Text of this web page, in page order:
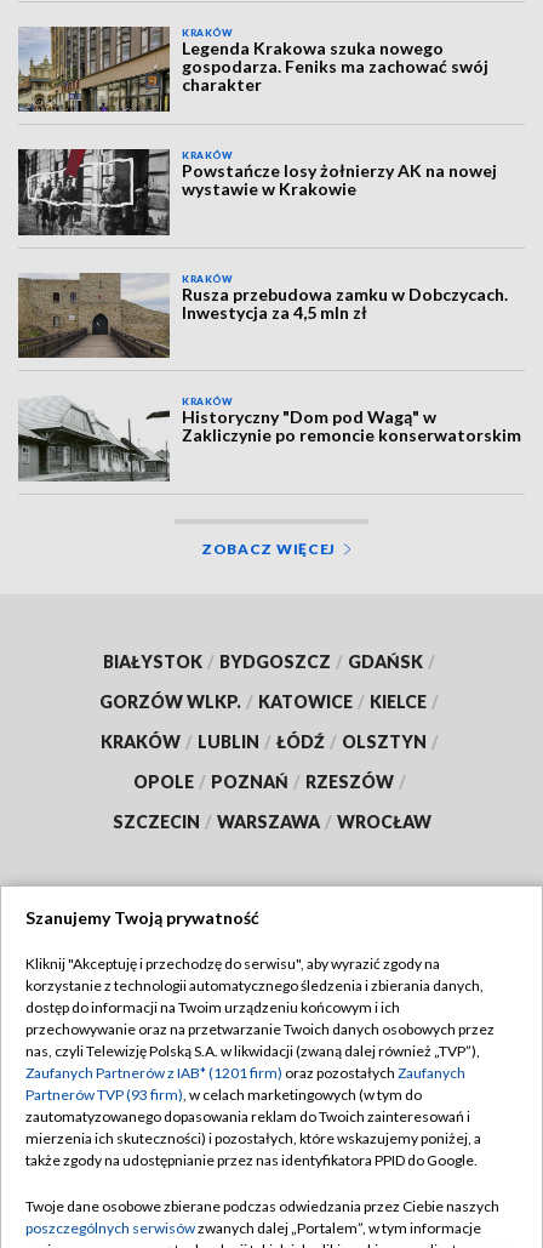
KRAKÓW
Legenda Krakowa szuka nowego
gospodarza. Feniks ma zachować swój
charakter
KRAKÓW
Powstańcze losy żołnierzy AK na nowej
wystawie w Krakowie
KRAKÓW
Rusza przebudowa zamku w Dobczycach.
Inwestycja za 4,5 mln zł
KRAKÓW
Historyczny "Dom pod Wagą" w
Zakliczynie po remoncie konserwatorskim
ZOBACZ WIĘCEJ
BIAŁYSTOK / BYDGOSZCZ / GDAŃSK /
GORZÓW WLKP. / KATOWICE / KIELCE /
KRAKÓW / LUBLIN / ŁÓDŹ / OLSZTYN /
OPOLE / POZNAŃ / RZESZÓW /
SZCZECIN / WARSZAWA / WROCŁAW
TVP
Abonament TVP
Emisja w TVP
Centrum informacji TVP
Naziemna Telewizja Cyfrowa
Rada Programowa
Regulamin TVP
Polityka prywatności
Moje zgody
Pomoc
Kontakt
Szanujemy Twoją prywatność
Kliknij "Akceptuję i przechodzę do serwisu", aby wyrazić zgody na
korzystanie z technologii automatycznego śledzenia i zbierania danych,
dostęp do informacji na Twoim urządzeniu końcowym i ich
przechowywanie oraz na przetwarzanie Twoich danych osobowych przez
nas, czyli Telewizję Polską S.A. w likwidacji (zwaną dalej również „TVP”),
Zaufanych Partnerów z IAB* (1201 firm) oraz pozostałych Zaufanych
Partnerów TVP (93 firm), w celach marketingowych (w tym do
zautomatyzowanego dopasowania reklam do Twoich zainteresowań i
mierzenia ich skuteczności) i pozostałych, które wskazujemy poniżej, a
także zgody na udostępnianie przez nas identyfikatora PPID do Google.
Twoje dane osobowe zbierane podczas odwiedzania przez Ciebie naszych
poszczególnych serwisówzwanych dalej „Portalem”, w tym informacje